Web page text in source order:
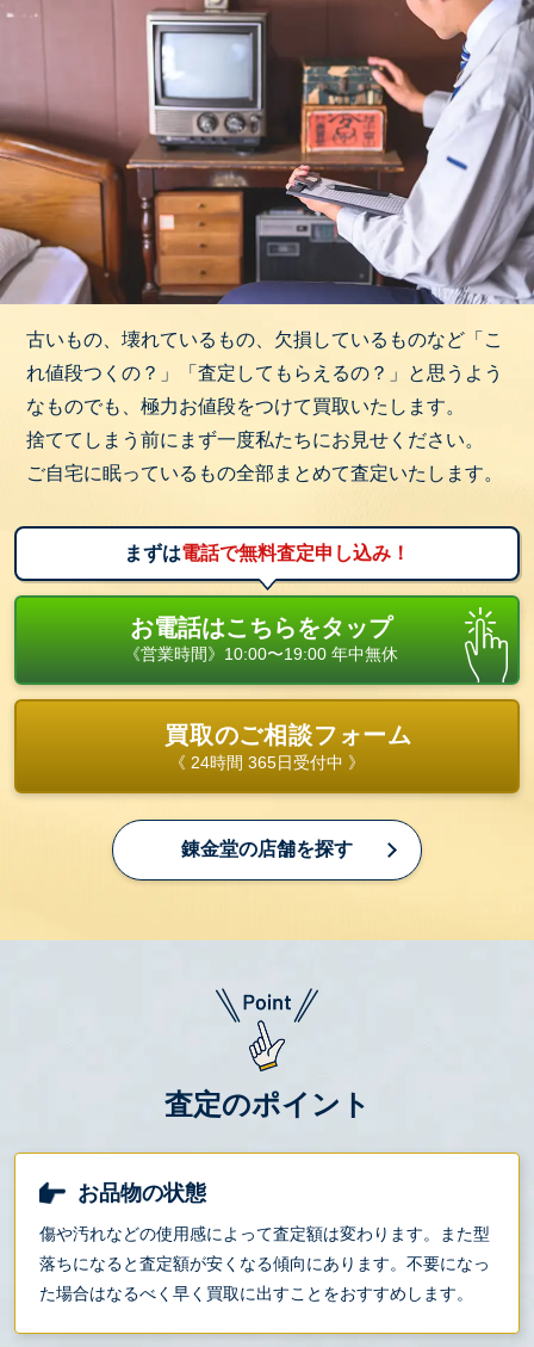
古いもの、壊れているもの、欠損しているものなど「こ
れ値段つくの？」「査定してもらえるの？」と思うよう
なものでも、極力お値段をつけて買取いたします。
捨ててしまう前にまず一度私たちにお見せください。
ご自宅に眠っているもの全部まとめて査定いたします。
まずは電話で無料査定申し込み！
お電話はこちらをタップ
《営業時間》10:00〜19:00 年中無休
買取のご相談フォーム
《 24時間 365日受付中 》
錬金堂の店舗を探す
査定のポイント
お品物の状態
傷や汚れなどの使用感によって査定額は変わります。また型
落ちになると査定額が安くなる傾向にあります。不要になっ
た場合はなるべく早く買取に出すことをおすすめします。